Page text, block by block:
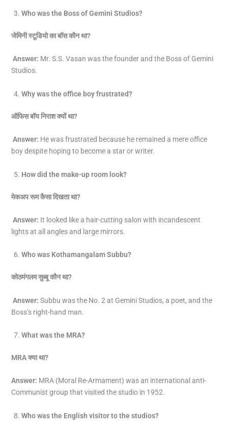
Who was the Boss of Gemini Studios?
जेमिनी स्टूडियो का बॉस कौन था?
Answer: Mr. S.S. Vasan was the founder and the Boss of Gemini
Studios.
Why was the office boy frustrated?
ऑफिस बॉय निराश क्यों था?
Answer: He was frustrated because he remained a mere office
boy despite hoping to become a star or writer.
How did the make-up room look?
मेकअप रूम कैसा दिखता था?
Answer: It looked like a hair-cutting salon with incandescent
lights at all angles and large mirrors.
Who was Kothamangalam Subbu?
कोठमंगलम सुब्बू कौन था?
Answer: Subbu was the No. 2 at Gemini Studios, a poet, and the
Boss’s right-hand man.
What was the MRA?
MRAक्या था?
Answer: MRA (Moral Re-Armament) was an international anti-
Communist group that visited the studio in 1952.
Who was the English visitor to the studios?